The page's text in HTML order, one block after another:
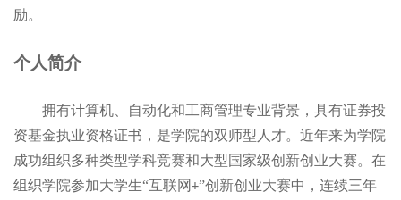
励。
个人简介
拥有计算机、自动化和工商管理专业背景， 具有证券投
资基金执业资格证书，是学院的双师型人才。近年来为学院
成功组织多种类型学科竞赛和大型国家级创新创业大赛。在
组织学院参加大学生“互联网+”创新创业大赛中，连续三年